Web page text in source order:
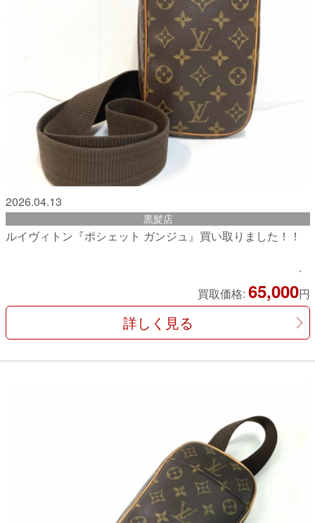
2026.04.13
黒髪店
ルイヴィトン『ポシェット ガンジュ』買い取りました！！
買取価格: 65,000円
詳しく見る